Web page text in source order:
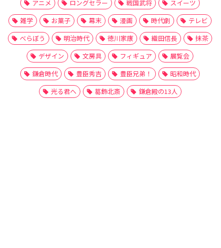
アニメ
ロングセラー 戦国武将
スイーツ
雑学
お菓子 幕末 漫画 時代劇
テレビ
べらぼう
明治時代 徳川家康 織田信長
抹茶
デザイン
文房具 フィギュア
展覧会
鎌倉時代
豊臣秀吉 豊臣兄弟！
昭和時代
光る君へ
葛飾北斎 鎌倉殿の13人